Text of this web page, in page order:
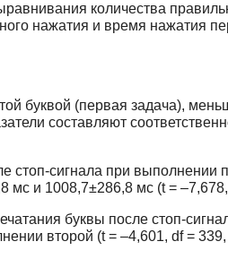
количества
нажатия и время нажатия
буквой (первая задача),
составляют
стоп-сигнала при
мс и 1008,7±286,8 мс (t =
буквы после стоп-
второй (t = –4,601, df =